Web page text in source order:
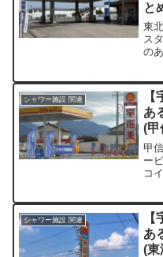
と
東
ス
の
度
ょ
シャワー施設 関連
あ
(甲
甲
ー
コ
シャワー施設 関連
あ
(東